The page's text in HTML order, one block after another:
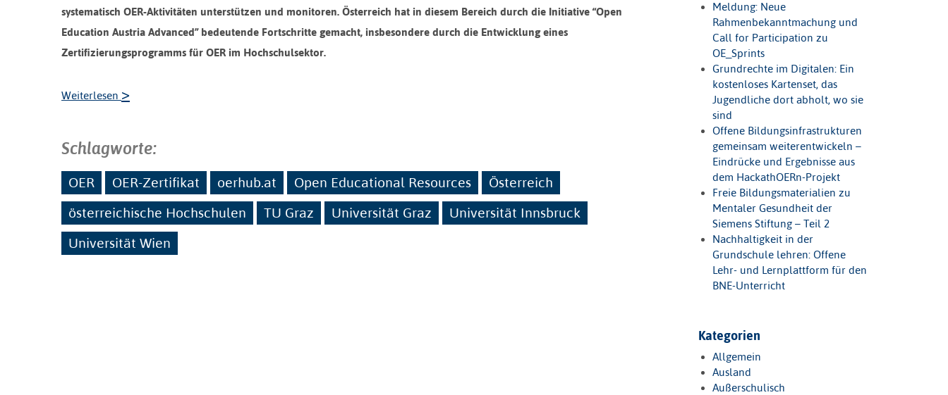
systematisch OER-Aktivitäten unterstützen und monitoren. Österreich hat in diesem Bereich durch die Initiative “Open
Education Austria Advanced” bedeutende Fortschritte gemacht, insbesondere durch die Entwicklung eines
Zertifizierungsprogramms für OER im Hochschulsektor.
Weiterlesen >
Schlagworte:
OER OER-Zertifikat oerhub.at Open Educational Resources
Österreich
österreichische Hochschulen
TU Graz Universität Graz
Universität Innsbruck
Universität Wien
Meldung: Neue
Rahmenbekanntmachung und
Call for Participation zu
OE_Sprints
Grundrechte im Digitalen: Ein
kostenloses Kartenset, das
Jugendliche dort abholt, wo sie
sind
Offene Bildungsinfrastrukturen
gemeinsam weiterentwickeln –
Eindrücke und Ergebnisse aus
dem HackathOERn-Projekt
Freie Bildungsmaterialien zu
Mentaler Gesundheit der
Siemens Stiftung – Teil 2
Nachhaltigkeit in der
Grundschule lehren: Offene
Lehr- und Lernplattform für den
BNE-Unterricht
Kategorien
Allgemein
Ausland
Außerschulisch